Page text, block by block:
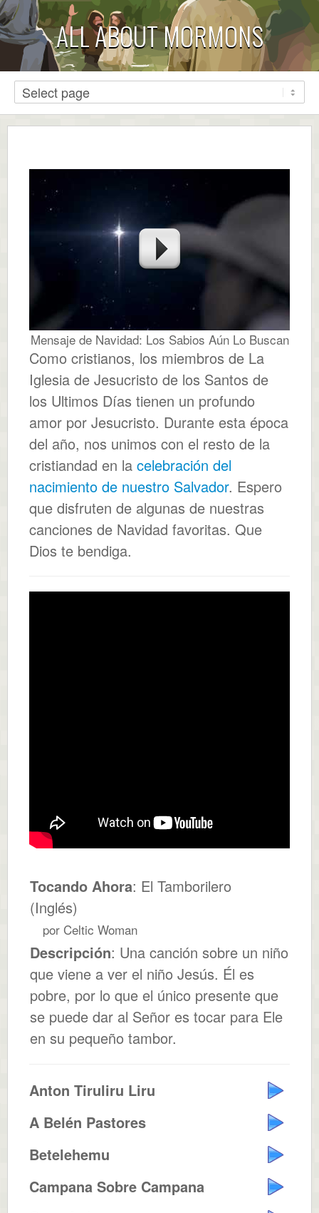
ALL ABOUT MORMONS
Mensaje de Navidad: Los Sabios Aún Lo Buscan
Como cristianos, los miembros de La
Iglesia de Jesucristo de los Santos de
los Ultimos Días tienen un profundo
amor por Jesucristo. Durante esta época
del año, nos unimos con el resto de la
cristiandad en la celebración del
nacimiento de nuestro Salvador. Espero
que disfruten de algunas de nuestras
canciones de Navidad favoritas. Que
Dios te bendiga.
Tocando Ahora: El Tamborilero
(Inglés)
por Celtic Woman
Descripción: Una canción sobre un niño
que viene a ver el niño Jesús. Él es
pobre, por lo que el único presente que
se puede dar al Señor es tocar para Ele
en su pequeño tambor.
Anton Tiruliru Liru
A Belén Pastores
Betelehemu
Campana Sobre Campana